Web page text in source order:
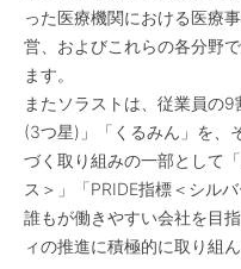
った医療機関における医療
営、およびこれらの各分野
ます。
またソラストは、従業員の
(3つ星)」「くるみん」を、
づく取り組みの一部として
ス＞」「PRIDE指標＜シル
誰もが働きやすい会社を目
ィの推進に積極的に取り組ん